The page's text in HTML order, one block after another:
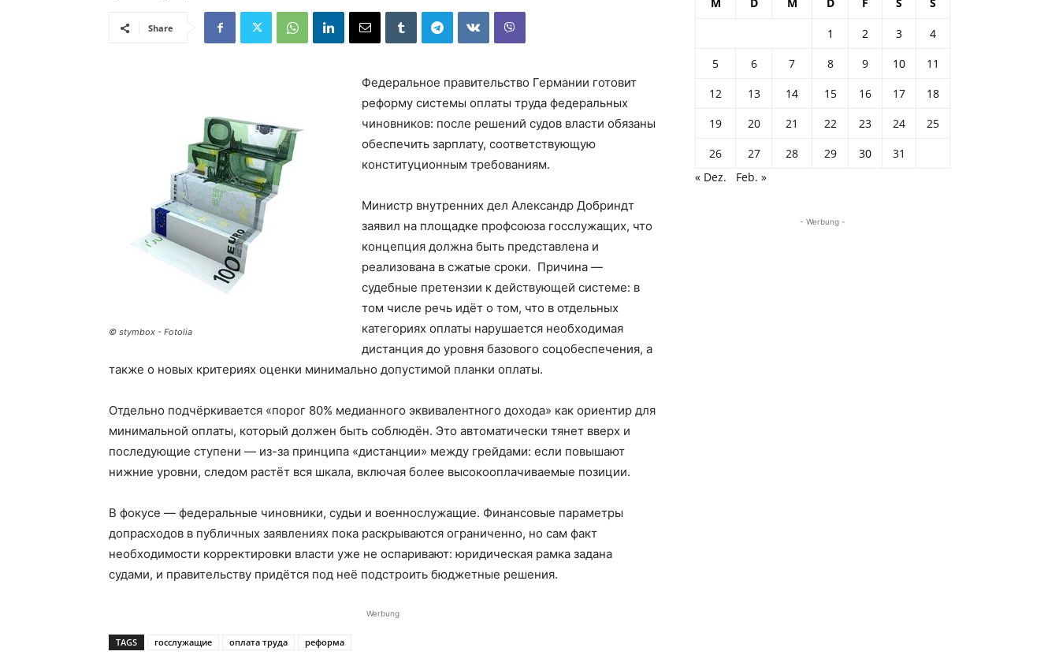
Share
© stymbox - Fotolia
Федеральное правительство Германии готовит
реформу системы оплаты труда федеральных
чиновников: после решений судов власти обязаны
обеспечить зарплату, соответствующую
конституционным требованиям.
Министр внутренних дел Александр Добриндт
заявил на площадке профсоюза госслужащих, что
концепция должна быть представлена и
реализована в сжатые сроки. Причина —
судебные претензии к действующей системе: в
том числе речь идёт о том, что в отдельных
категориях оплаты нарушается необходимая
дистанция до уровня базового соцобеспечения, а
также о новых критериях оценки минимально допустимой планки оплаты.
Отдельно подчёркивается «порог 80% медианного эквивалентного дохода» как ориентир для
минимальной оплаты, который должен быть соблюдён. Это автоматически тянет вверх и
последующие ступени — из-за принципа «дистанции» между грейдами: если повышают
нижние уровни, следом растёт вся шкала, включая более высокооплачиваемые позиции.
В фокусе — федеральные чиновники, судьи и военнослужащие. Финансовые параметры
допрасходов в публичных заявлениях пока раскрываются ограниченно, но сам факт
необходимости корректировки власти уже не оспаривают: юридическая рамка задана
судами, и правительству придётся под неё подстроить бюджетные решения.
Werbung
TAGS госслужащие оплата труда реформа
1 2 3
4
5
6 7 8 9 10
11
12
13 14 15 16 17
18
19
20 21 22 23 24
25
26
27 28 29 30
31
« Dez.
Feb. »
- Werbung -